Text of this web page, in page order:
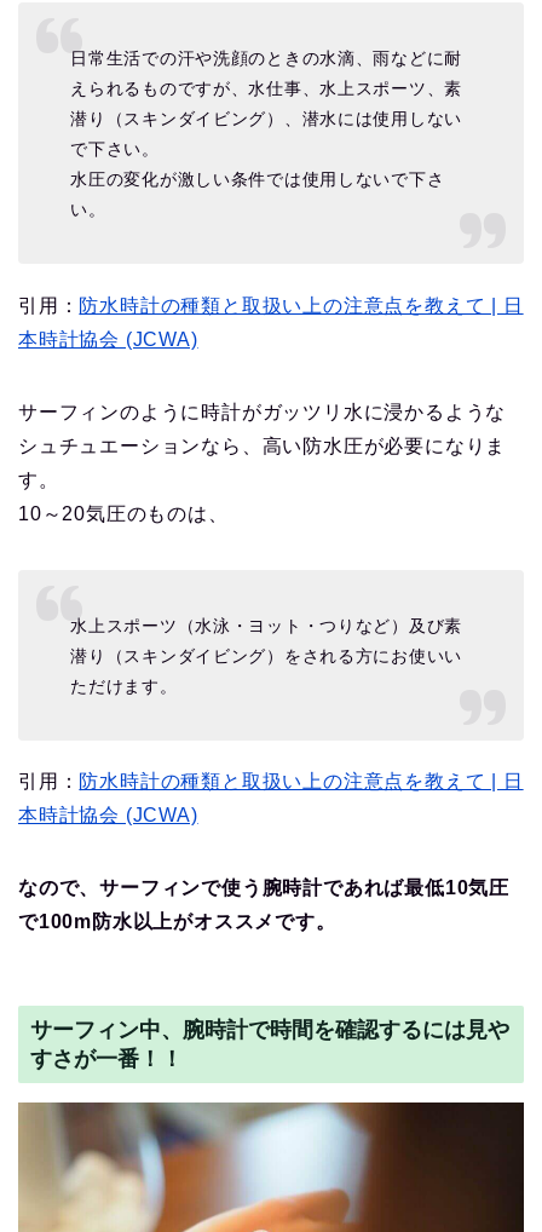
日常生活での汗や洗顔のときの水滴、雨などに耐
えられるものですが、水仕事、水上スポーツ、素
潜り（スキンダイビング）、潜水には使用しない
で下さい。
水圧の変化が激しい条件では使用しないで下さ
い。
引用： 防水時計の種類と取扱い上の注意点を教えて | 日
本時計協会 (JCWA)
サーフィンのように時計がガッツリ水に浸かるような
シュチュエーションなら、高い防水圧が必要になりま
す。
10～20気圧のものは、
水上スポーツ（水泳・ヨット・つりなど）及び素
潜り（スキンダイビング）をされる方にお使いい
ただけます。
引用： 防水時計の種類と取扱い上の注意点を教えて | 日
本時計協会 (JCWA)
なので、サーフィンで使う腕時計であれば最低10気圧
で100m防水以上がオススメです。
サーフィン中、腕時計で時間を確認するには見や
すさが一番！！